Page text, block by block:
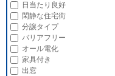
日当たり良好
閑静な住宅街
分譲タイプ
バリアフリー
オール電化
家具付き
出窓